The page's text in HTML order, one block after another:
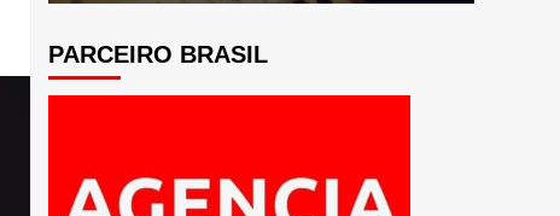
PARCEIRO BRASIL